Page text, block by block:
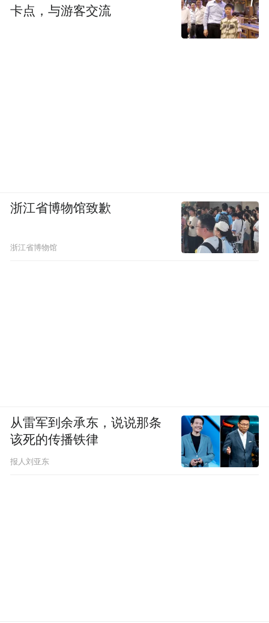
卡点，与游客交流
浙江省博物馆致歉
浙江省博物馆
从雷军到余承东，说说那条
该死的传播铁律
报人刘亚东